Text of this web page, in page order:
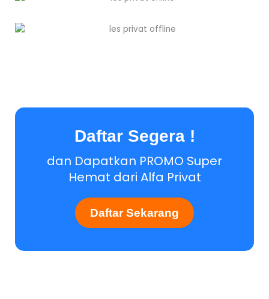
Daftar Segera !
dan Dapatkan PROMO Super
Hemat dari Alfa Privat
Daftar Sekarang